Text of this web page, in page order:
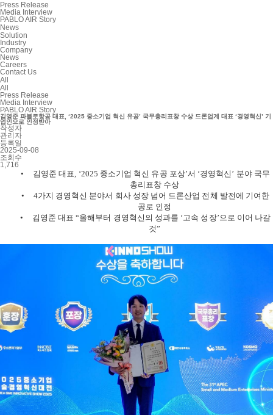
Press Release
Media Interview
PABLO AIR Story
News
Solution
Industry
Company
News
Careers
Contact Us
All
All
Press Release
Media Interview
PABLO AIR Story
김영준 파블로항공 대표, ‘2025 중소기업 혁신 유공’ 국무총리표창 수상 드론업계 대표 ‘경영혁신’ 기
업인으로 인정받아
작성자
관리자
등록일
2025-09-08
조회수
1,716
• 김영준 대표, ‘2025 중소기업 혁신 유공 포상’서 ‘경영혁신 ’ 분야 국무
총리표창 수상
•
4가지 경영혁신 분야서 회사 성장 넘어 드론산업 전체 발전에 기여한
공로 인정
•
김영준 대표“올해부터 경영혁신의 성과를 ‘고속 성장’으로 이어 나갈
것”